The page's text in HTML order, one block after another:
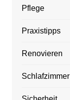
Pflege
Praxistipps
Renovieren
Schlafzimmer